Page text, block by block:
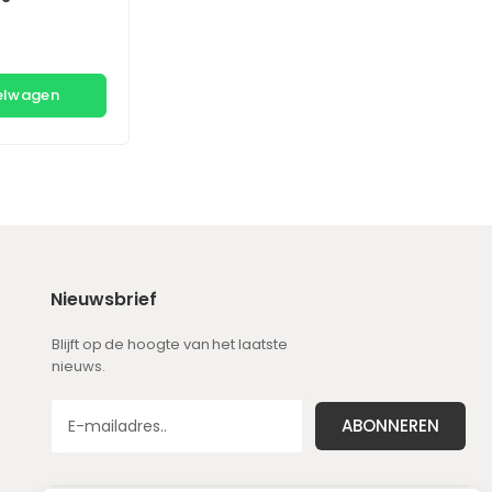
Nieuwsbrief
Blijft op de hoogte van het laatste
nieuws.